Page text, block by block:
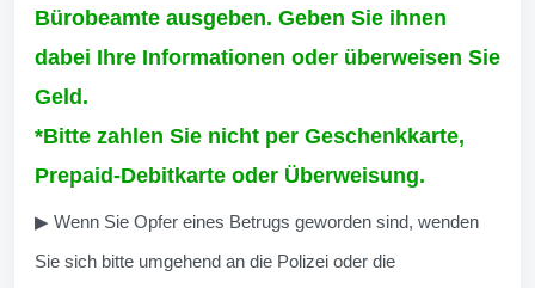
Bürobeamte ausgeben. Geben Sie ihnen
dabei Ihre Informationen oder überweisen Sie
Geld.
*Bitte zahlen Sie nicht per Geschenkkarte,
Prepaid-Debitkarte oder Überweisung.
▶ Wenn Sie Opfer eines Betrugs geworden sind, wenden
Sie sich bitte umgehend an die Polizei oder die